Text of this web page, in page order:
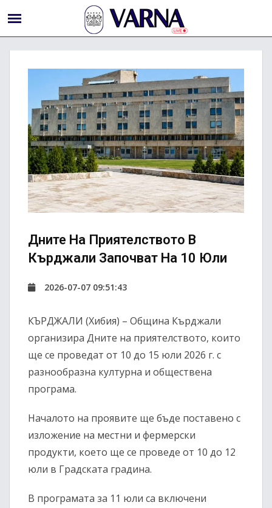
Дните На Приятелството В
Кърджали Започват На 10 Юли
2026-07-07 09:51:43
КЪРДЖАЛИ (Хибия) – Община Кърджали
организира Дните на приятелството, които
ще се проведат от 10 до 15 юли 2026 г. с
разнообразна културна и обществена
програма.
Началото на проявите ще бъде поставено с
изложение на местни и фермерски
продукти, което ще се проведе от 10 до 12
юли в Градската градина.
В програмата за 11 юли са включени